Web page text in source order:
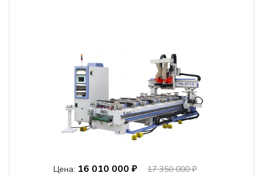
Цена: 16 010 000 ₽
17 350 000 ₽